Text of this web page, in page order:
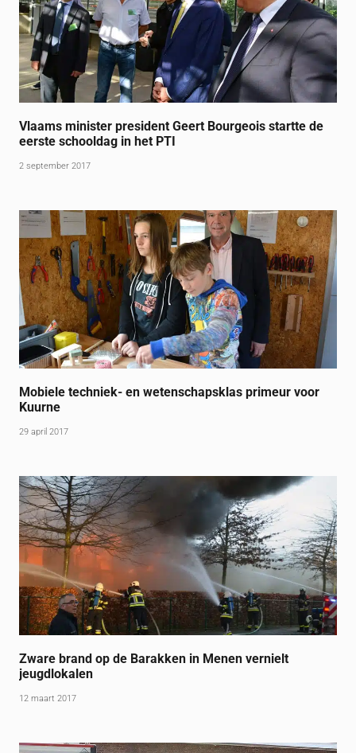
Vlaams minister president Geert Bourgeois startte de
eerste schooldag in het PTI
2 september 2017
Mobiele techniek- en wetenschapsklas primeur voor
Kuurne
29 april 2017
Zware brand op de Barakken in Menen vernielt
jeugdlokalen
12 maart 2017